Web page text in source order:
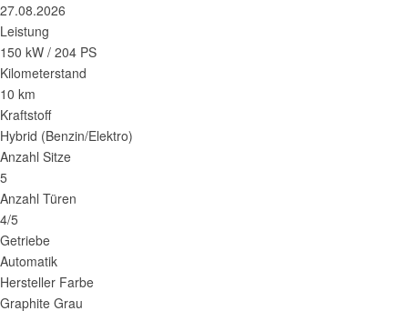
27.08.2026
Leistung
150 kW / 204 PS
Kilometerstand
10 km
Kraftstoff
Hybrid (Benzin/Elektro)
Anzahl Sitze
5
Anzahl Türen
4/5
Getriebe
Automatik
Hersteller Farbe
Graphite Grau